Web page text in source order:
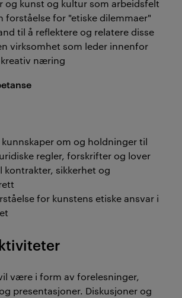
og kunst og kultur som arbeidsfelt
forståelse for "etiske dilemmaer"
til å reflektere og relatere disse
virksomhet som leder innenfor
næring
om og holdninger til
regler, forskrifter og lover
kontrakter, sikkerhet og
for kunstens etiske ansvar i
være i form av forelesninger,
presentasjoner. Diskusjoner og